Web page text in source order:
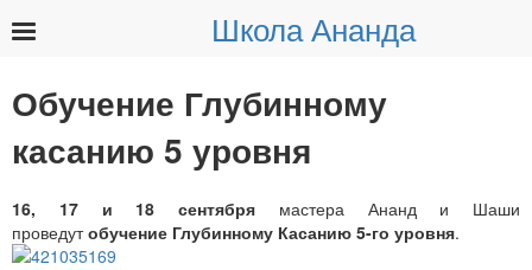
Школа Ананда
Обучение Глубинному
касанию 5 уровня
16, 17 и 18 сентября мастера Ананд и Шаши
проведутобучение Глубинному Касанию 5-го уровня.